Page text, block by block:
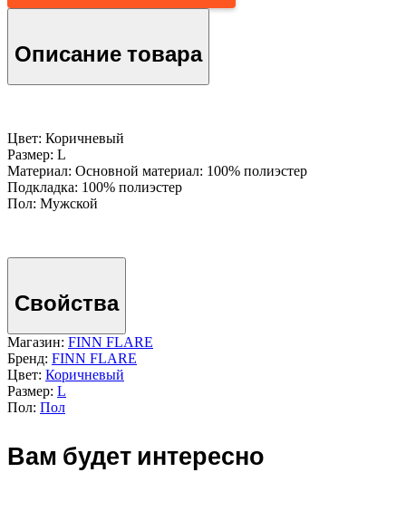
Описание товара
Цвет: Коричневый
Размер: L
Материал: Основной материал: 100% полиэстер
Подкладка: 100% полиэстер
Пол: Мужской
Свойства
Магазин: FINN FLARE
Бренд: FINN FLARE
Цвет: Коричневый
Размер: L
Пол: Пол
Вам будет интересно